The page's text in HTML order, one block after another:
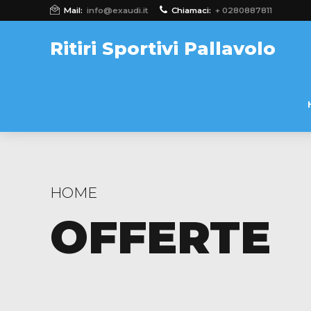
Mail: info@exaudi.it Chiamaci: + 0280887811
Ritiri Sportivi Pallavolo
HOME
OFFERTE